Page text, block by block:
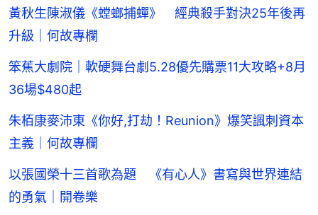
黃秋生陳淑儀《螳螂捕蟬》 經典殺手對決25年後再
升級｜何故專欄
笨蕉大劇院｜軟硬舞台劇5.28優先購票11大攻略+8月
36場$480起
朱栢康麥沛東《你好,打劫！Reunion》爆笑諷刺資本
主義｜何故專欄
以張國榮十三首歌為題 《有心人》書寫與世界連結
的勇氣｜開卷樂